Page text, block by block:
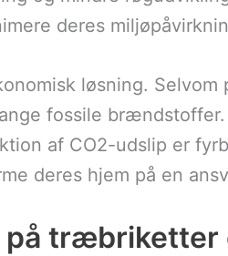
deres
løsning. Selvom
fossile
af CO2-udslip er
deres hjem på en
træbriketter